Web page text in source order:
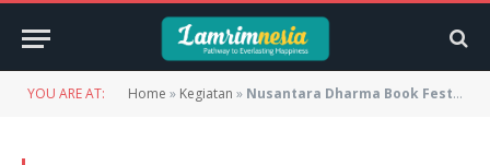
YOU ARE AT: Home » Kegiatan » Nusantara Dharma Book Festival 2019